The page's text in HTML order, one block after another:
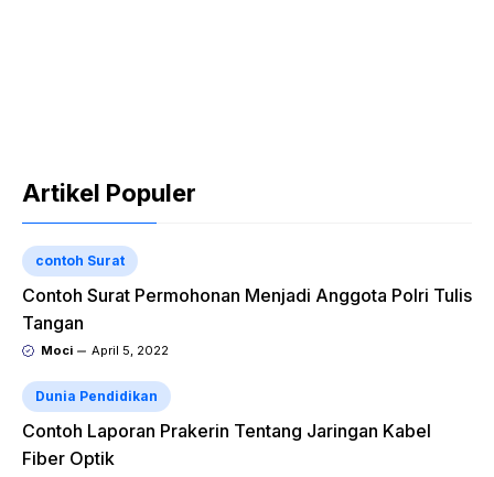
Artikel Populer
contoh Surat
Contoh Surat Permohonan Menjadi Anggota Polri Tulis
Tangan
Moci April 5, 2022
Dunia Pendidikan
Contoh Laporan Prakerin Tentang Jaringan Kabel
Fiber Optik